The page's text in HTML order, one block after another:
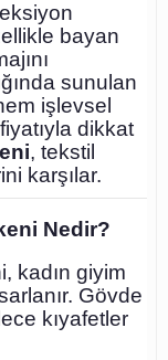
bayan
sunulan
işlevsel
dikkat
, tekstil
karşılar.
Nedir?
kadın giyim
Gövde
kıyafetler